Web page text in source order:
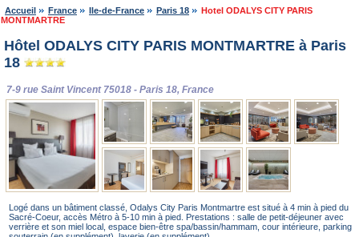
Accueil France Ile-de-France Paris 18
Hotel ODALYS CITY PARIS
MONTMARTRE
Hôtel ODALYS CITY PARIS MONTMARTRE à Paris
18
7-9 rue Saint Vincent 75018 - Paris 18, France
Logé dans un bâtiment classé, Odalys City Paris Montmartre est situé à 4 min à pied du
Sacré-Coeur, accès Métro à 5-10 min à pied. Prestations : salle de petit-déjeuner avec
verrière et son miel local, espace bien-être spa/bassin/hammam, cour intérieure, parking